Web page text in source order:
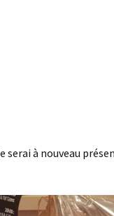
serai à nouveau